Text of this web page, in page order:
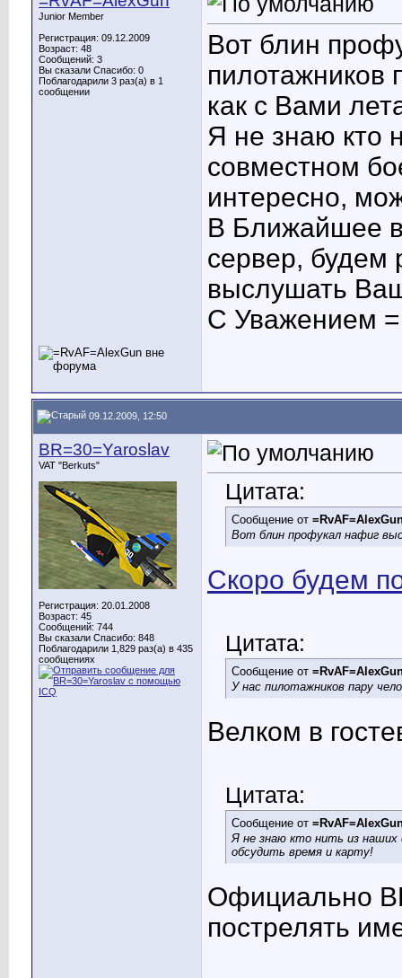
Junior Member
Регистрация: 09.12.2009
Возраст: 48
Сообщений: 3
Вы сказали Спасибо: 0
Поблагодарили 3 раз(а) в 1
сообщении
Вот блин
пилотажников
как с Вами
Я не знаю кто
совместном
интересно,
В Ближайшее
сервер, будем
выслушать
С Уважением
09.12.2009, 12:50
BR=30=Yaroslav
VAT "Berkuts"
Регистрация: 20.01.2008
Возраст: 45
Сообщений: 744
Вы сказали Спасибо: 848
Поблагодарили 1,829 раз(а) в 435
сообщениях
Цитата:
Сообщение от
Вот блин профукал нафиг
Скоро будем
Цитата:
Сообщение от
У нас пилотажников пару
Велком в
Цитата:
Сообщение от
Я не знаю кто нить из
обсудить время и карту!
Официально
пострелять